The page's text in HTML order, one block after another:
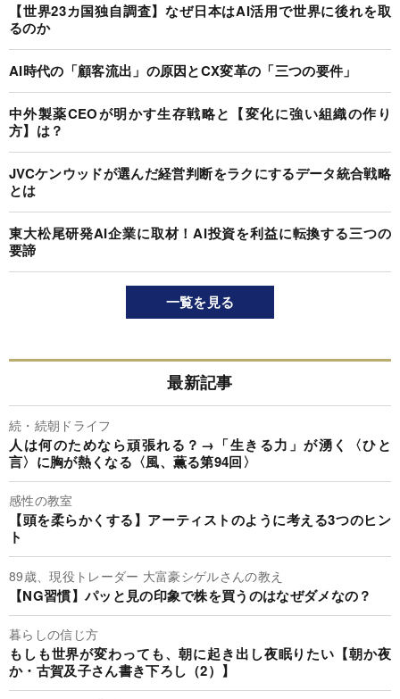
【世界23カ国独自調査】なぜ日本はAI活用で世界に後れを取
るのか
AI時代の「顧客流出」の原因とCX変革の「三つの要件」
中外製薬CEOが明かす生存戦略と【変化に強い組織の作り
方】は？
JVCケンウッドが選んだ経営判断をラクにするデータ統合戦略
とは
東大松尾研発AI企業に取材！AI投資を利益に転換する三つの
要諦
一覧を見る
最新記事
続・続朝ドライフ
人は何のためなら頑張れる？→「生きる力」が湧く〈ひと
言〉に胸が熱くなる〈風、薫る第94回〉
感性の教室
【頭を柔らかくする】アーティストのように考える3つのヒン
ト
89歳、現役トレーダー 大富豪シゲルさんの教え
【NG習慣】パッと見の印象で株を買うのはなぜダメなの？
暮らしの信じ方
もしも世界が変わっても、朝に起き出し夜眠りたい【朝か夜
か・古賀及子さん書き下ろし（2）】